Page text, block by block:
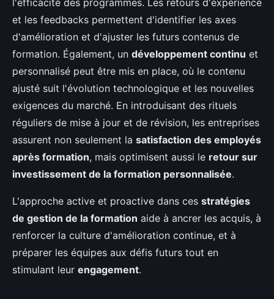
l'efficacité des programmes. Les retours d'expérience
et les feedbacks permettent d'identifier les axes
d'amélioration et d'ajuster les futurs contenus de
formation. Également, un développement continu et
personnalisé peut être mis en place, où le contenu
ajusté suit l'évolution technologique et les nouvelles
exigences du marché. En introduisant des rituels
réguliers de mise à jour et de révision, les entreprises
assurent non seulement la satisfaction des employés
après formation, mais optimisent aussi le retour sur
investissement de la formation personnalisée.
L'approche active et proactive dans ces stratégies
de gestion de la formation aide à ancrer les acquis, à
renforcer la culture d'amélioration continue, et à
préparer les équipes aux défis futurs tout en
stimulant leur engagement.